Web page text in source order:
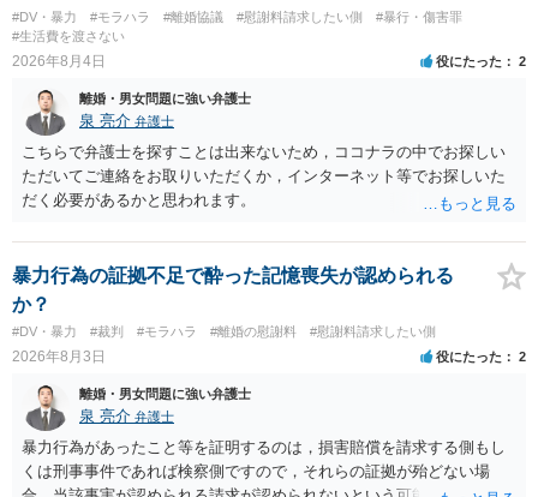
#DV・暴力 #モラハラ #離婚協議 #慰謝料請求したい側
#暴行・傷害罪
#生活費を渡さない
2026年8月4日 役にたった 2
離婚・男女問題に強い弁護士
泉 亮介 弁護士
こちらで弁護士を探すことは出来ないため，ココナラの中でお探しい
ただいてご連絡をお取りいただくか，インターネット等でお探しいた
だく必要があるかと思われます。
暴力行為の証拠不足で酔った記憶喪失が認められる
か？
#DV・暴力 #裁判 #モラハラ #離婚の慰謝料 #慰謝料請求したい側
2026年8月3日 役にたった 2
離婚・男女問題に強い弁護士
泉 亮介 弁護士
暴力行為があったこと等を証明するのは，損害賠償を請求する側もし
くは刑事事件であれば検察側ですので，それらの証拠が殆どない場